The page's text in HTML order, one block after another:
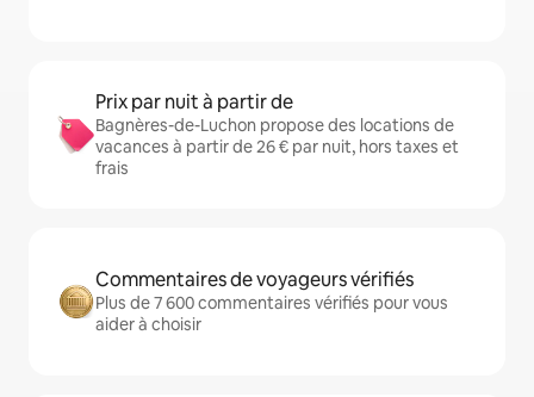
Prix par nuit à partir de
Bagnères-de-Luchon propose des locations de
vacances à partir de 26 € par nuit, hors taxes et
frais
Commentaires de voyageurs vérifiés
Plus de 7 600 commentaires vérifiés pour vous
aider à choisir